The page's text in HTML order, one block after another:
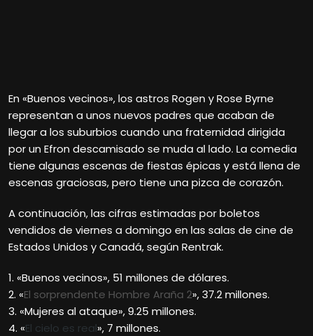
En «Buenos vecinos», los astros Rogen y Rose Byrne
representan a unos nuevos padres que acaban de
llegar a los suburbios cuando una fraternidad dirigida
por un Efron descamisado se muda al lado. La comedia
tiene algunas escenas de fiestas épicas y está llena de
escenas graciosas, pero tiene una pizca de corazón.
A continuación, las cifras estimadas por boletos
vendidos de viernes a domingo en las salas de cine de
Estados Unidos y Canadá, según Rentrak.
1. «Buenos vecinos», 51 millones de dólares.
2. «El sorprendente Hombre Araña 2», 37.2 millones.
3. «Mujeres al ataque», 9.25 millones.
4. «El cielo es real», 7 millones.